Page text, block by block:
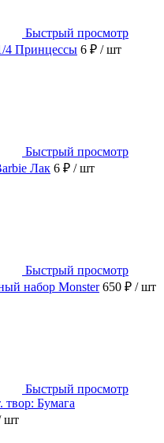
Быстрый просмотр
4 Принцессы 6 ₽ / шт
Быстрый просмотр
Лак 6 ₽ / шт
Быстрый просмотр
набор Monster 650 ₽ / шт
Быстрый просмотр
твор: Бумага
шт